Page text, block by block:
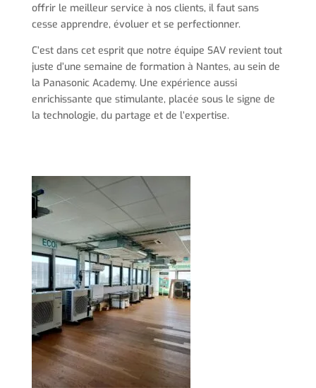
offrir le meilleur service à nos clients, il faut sans
cesse apprendre, évoluer et se perfectionner.
C’est dans cet esprit que notre équipe SAV revient tout
juste d’une semaine de formation à Nantes, au sein de
la Panasonic Academy. Une expérience aussi
enrichissante que stimulante, placée sous le signe de
la technologie, du partage et de l’expertise.